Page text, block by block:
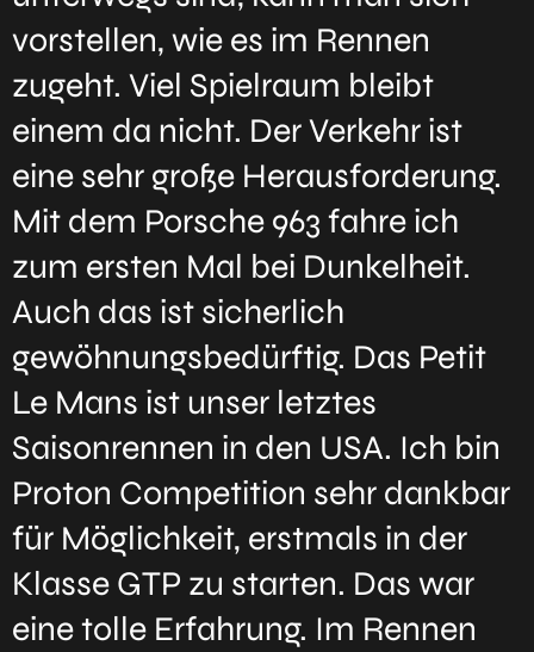
vorstellen, wie es im Rennen
zugeht. Viel Spielraum bleibt
einem da nicht. Der Verkehr ist
eine sehr große Herausforderung.
Mit dem Porsche 963 fahre ich
zum ersten Mal bei Dunkelheit.
Auch das ist sicherlich
gewöhnungsbedürftig. Das Petit
Le Mans ist unser letztes
Saisonrennen in den USA. Ich bin
Proton Competition sehr dankbar
für Möglichkeit, erstmals in der
Klasse GTP zu starten. Das war
eine tolle Erfahrung. Im Rennen